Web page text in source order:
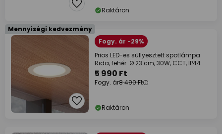
Raktáron
Mennyiségi kedvezmény
Fogy. ár -29%
Prios LED-es süllyesztett spotlámpa
Rida, fehér. Ø 23 cm, 30W, CCT, IP44
5 990 Ft
Fogy. ár8 490 Ft
Raktáron